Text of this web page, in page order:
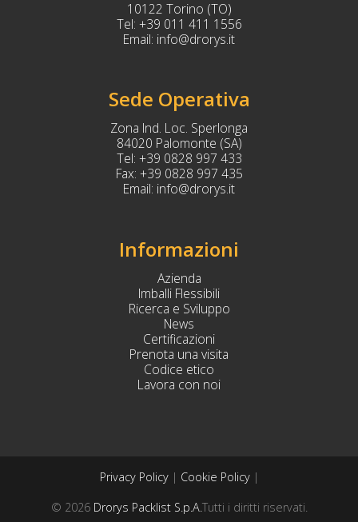
10122 Torino (TO)
Tel: +39 011 411 1556
Email: info@drorys.it
Sede Operativa
Zona Ind. Loc. Sperlonga
84020 Palomonte (SA)
Tel: +39 0828 997 433
Fax: +39 0828 997 435
Email: info@drorys.it
Informazioni
Azienda
Imballi Flessibili
Ricerca e Sviluppo
News
Certificazioni
Prenota una visita
Codice etico
Lavora con noi
Privacy Policy| Cookie Policy|
© 2026 Drorys Packlist S.p.A.Tutti i diritti riservati.